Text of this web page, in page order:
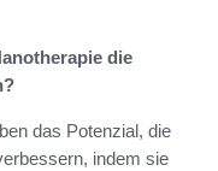
die
das Potenzial, die
indem sie